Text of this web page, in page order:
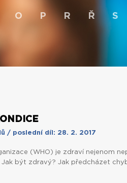
O P R Ř S
/ poslední díl: 28. 2. 2017
(WHO) je zdraví nejenom
Jak být zdravý? Jak předcházet